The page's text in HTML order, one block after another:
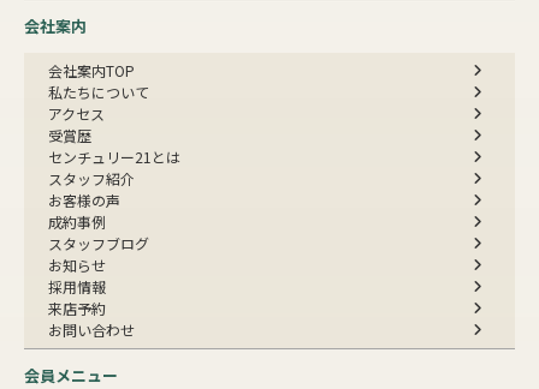
会社案内
会社案内TOP
私たちについて
アクセス
受賞歴
センチュリー21とは
スタッフ紹介
お客様の声
成約事例
スタッフブログ
お知らせ
採用情報
来店予約
お問い合わせ
会員メニュー